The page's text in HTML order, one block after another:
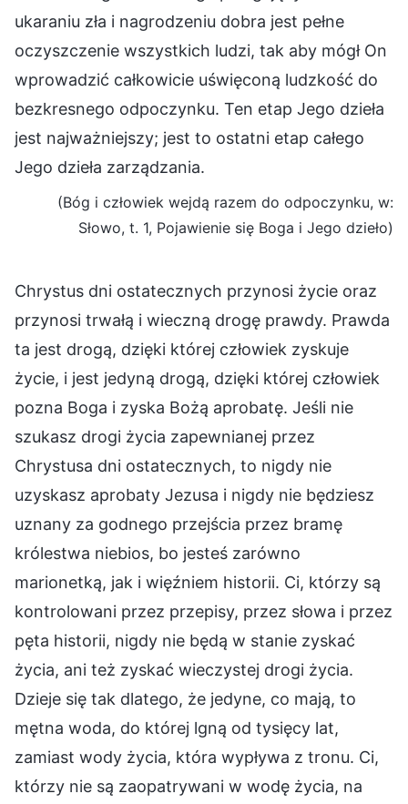
ukaraniu zła i nagrodzeniu dobra jest pełne
oczyszczenie wszystkich ludzi, tak aby mógł On
wprowadzić całkowicie uświęconą ludzkość do
bezkresnego odpoczynku. Ten etap Jego dzieła
jest najważniejszy; jest to ostatni etap całego
Jego dzieła zarządzania.
(Bóg i człowiek wejdą razem do odpoczynku, w:
Słowo, t. 1, Pojawienie się Boga i Jego dzieło)
Chrystus dni ostatecznych przynosi życie oraz
przynosi trwałą i wieczną drogę prawdy. Prawda
ta jest drogą, dzięki której człowiek zyskuje
życie, i jest jedyną drogą, dzięki której człowiek
pozna Boga i zyska Bożą aprobatę. Jeśli nie
szukasz drogi życia zapewnianej przez
Chrystusa dni ostatecznych, to nigdy nie
uzyskasz aprobaty Jezusa i nigdy nie będziesz
uznany za godnego przejścia przez bramę
królestwa niebios, bo jesteś zarówno
marionetką, jak i więźniem historii. Ci, którzy są
kontrolowani przez przepisy, przez słowa i przez
pęta historii, nigdy nie będą w stanie zyskać
życia, ani też zyskać wieczystej drogi życia.
Dzieje się tak dlatego, że jedyne, co mają, to
mętna woda, do której lgną od tysięcy lat,
zamiast wody życia, która wypływa z tronu. Ci,
którzy nie są zaopatrywani w wodę życia, na